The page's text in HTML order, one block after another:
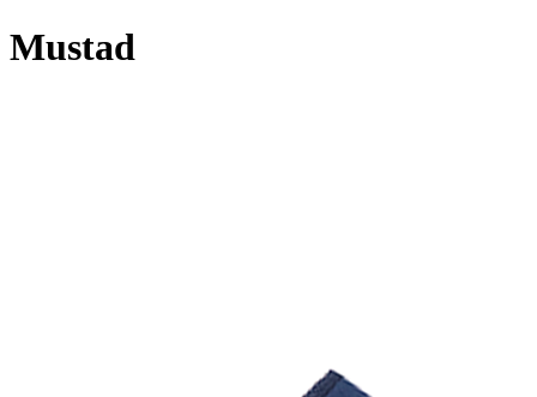
Mustad